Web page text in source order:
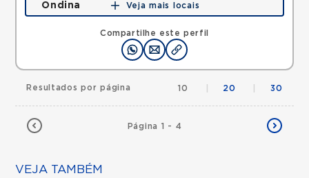
Compartilhe este perfil
Ondina
Avenida Milton Santos, Ondina, Salvador, BA,
Mapa
Veja mais locais
Página 1 - 4
Resultados por página 10 20 30
VEJA TAMBÉM